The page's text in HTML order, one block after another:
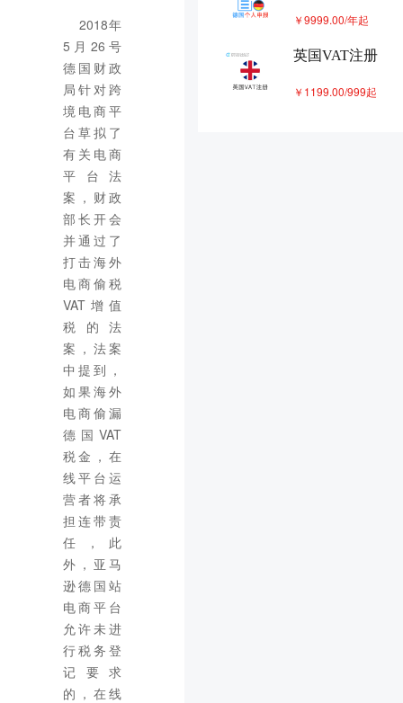
2018年
5月26号
德国财政
局针对跨
境电商平
台草拟了
有关电商
平台法
案，财政
部长开会
并通过了
打击海外
电商偷税
VAT增值
税的法
案，法案
中提到，
如果海外
电商偷漏
德国VAT
税金，在
线平台运
营者将承
担连带责
任，此
外，亚马
逊德国站
电商平台
允许未进
行税务登
记要求
的，在线
￥9999.00/年起
英国VAT注册
￥1199.00/999起